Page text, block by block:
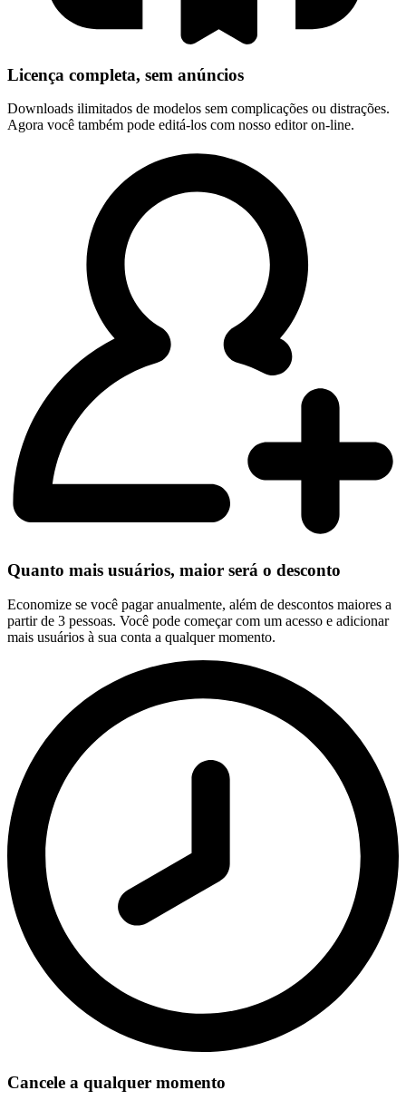
Licença completa, sem anúncios
Downloads ilimitados de modelos sem complicações ou distrações.
Agora você também pode editá-los com nosso editor on-line.
Quanto mais usuários, maior será o desconto
Economize se você pagar anualmente, além de descontos maiores a
partir de 3 pessoas. Você pode começar com um acesso e adicionar
mais usuários à sua conta a qualquer momento.
Cancele a qualquer momento